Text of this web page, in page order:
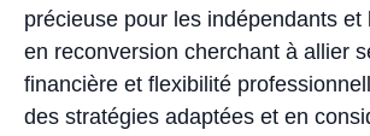
précieuse pour les indépendants et
en reconversion cherchant à allier
financière et flexibilité
des stratégies adaptées et en